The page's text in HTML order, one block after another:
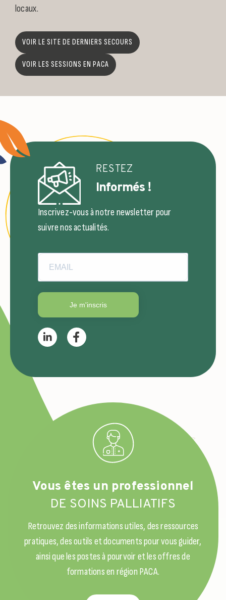
locaux.
VOIR LE SITE DE DERNIERS SECOURS
VOIR LES SESSIONS EN PACA
RESTEZ
Informés !
Inscrivez-vous à notre newsletter pour
suivre nos actualités.
Je m'inscris
Vous êtes un professionnel
DE SOINS PALLIATIFS
Retrouvez des informations utiles, des ressources
pratiques, des outils et documents pour vous guider,
ainsi que les postes à pourvoir et les offres de
formations en région PACA.